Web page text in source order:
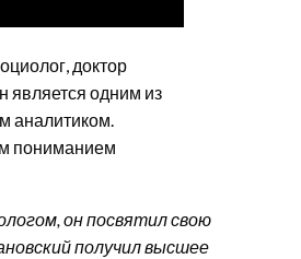
доктор
является одним из
аналитиком.
пониманием
он посвятил свою
получил высшее